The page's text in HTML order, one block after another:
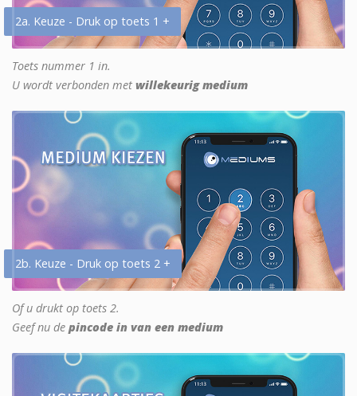
2a. Keuze - Druk op toets 1 +
Toets nummer 1 in.
U wordt verbonden met willekeurig medium
2b. Keuze - Druk op toets 2 +
Of u drukt op toets 2.
Geef nu de pincode in van een medium